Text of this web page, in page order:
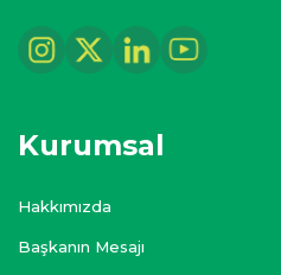
Kurumsal
Hakkımızda
Başkanın Mesajı